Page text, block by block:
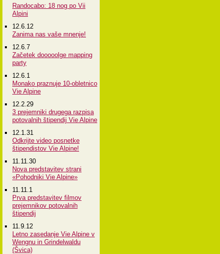
Randocabo: 18 nog po Vii
Alpini
12.6.12
Zanima nas vaše mnenje!
12.6.7
Začetek dooooolge mapping
party
12.6.1
Monako praznuje 10-obletnico
Vie Alpine
12.2.29
3 prejemniki drugega razpisa
potovalnih štipendij Vie Alpine
12.1.31
Odkrijte video posnetke
štipendistov Vie Alpine!
11.11.30
Nova predstavitev strani
«Pohodniki Vie Alpine»
11.11.1
Prva predstavitev filmov
prejemnikov potovalnih
štipendij
11.9.12
Letno zasedanje Vie Alpine v
Wengnu in Grindelwaldu
(Švica)